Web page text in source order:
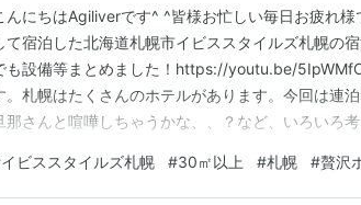
んにちはAgiliverです^ ^皆様お忙しい毎日お疲れ
て宿泊した北海道札幌市イビススタイルズ札幌の
も設備等まとめました！https://youtu.be/
。札幌はたくさんのホテルがあります。今回は連
那さんと喧嘩しちゃうかな、、？など、いろいろ
グ ツインルーム に宿泊です。​広々33平米のお部屋
…
イビススタイルズ札幌 #30㎡以上 #札幌 #贅沢